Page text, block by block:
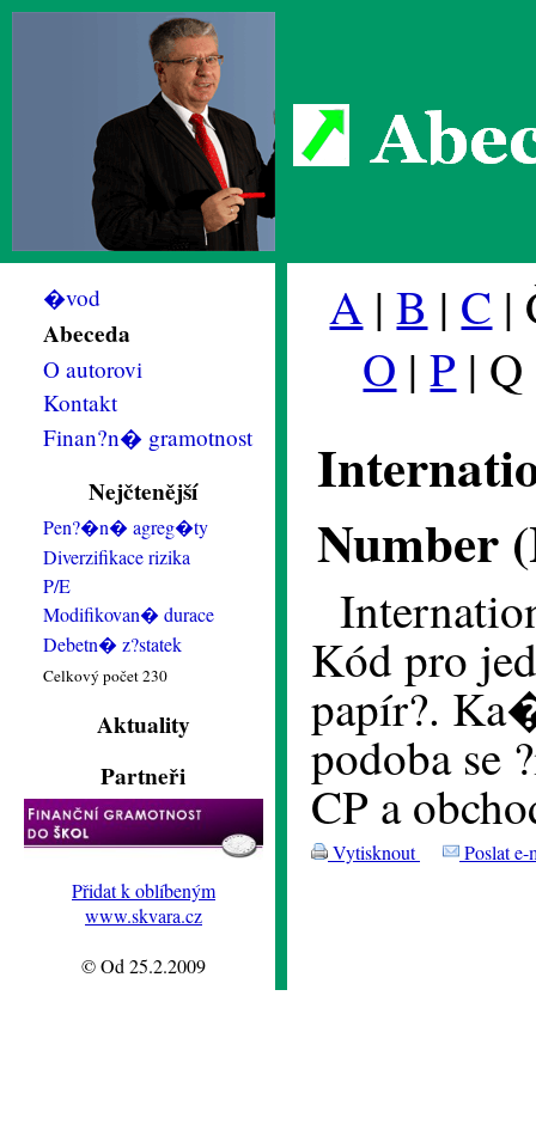
�vod
Abeceda
O autorovi
Kontakt
Finan?n� gramotnost
Nejčtenější
Pen?�n� agreg�ty
Diverzifikace rizika
P/E
Modifikovan� durace
Debetn� z?statek
Celkový počet 230
Aktuality
Partneři
Přidat k oblíbeným
www.skvara.cz
© Od 25.2.2009
A |B | C |
O |P |
Number
Kód pro
papír?.
podoba se
CP a
Vytisknout Poslat e-